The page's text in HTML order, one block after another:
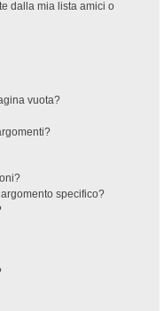
dalla mia lista amici o
vuota?
specifico?